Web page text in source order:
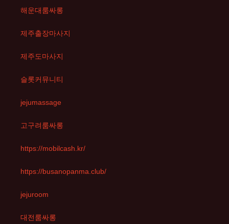
해운대룸싸롱
제주출장마사지
제주도마사지
슬롯커뮤니티
jejumassage
고구려룸싸롱
https://mobilcash.kr/
https://busanopanma.club/
jejuroom
대전룸싸롱